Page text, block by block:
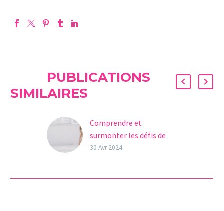
PUBLICATIONS
SIMILAIRES
Comprendre et
surmonter les défis de
l’implantation
30 Avr 2024